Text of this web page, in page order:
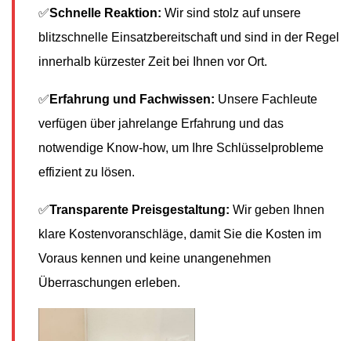
✅Schnelle Reaktion: Wir sind stolz auf unsere
blitzschnelle Einsatzbereitschaft und sind in der Regel
innerhalb kürzester Zeit bei Ihnen vor Ort.
✅ Erfahrung und Fachwissen: Unsere Fachleute
verfügen über jahrelange Erfahrung und das
notwendige Know-how, um Ihre Schlüsselprobleme
effizient zu lösen.
✅Transparente Preisgestaltung: Wir geben Ihnen
klare Kostenvoranschläge, damit Sie die Kosten im
Voraus kennen und keine unangenehmen
Überraschungen erleben.